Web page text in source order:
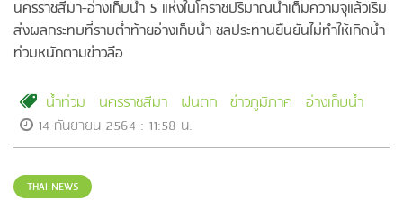
นครราชสีมา-อ่างเก็บน้ำ 5 แห่งในโคราชปริมาณน้ำเต็มความจุแล้วเริ่ม
ส่งผลกระทบที่ราบต่ำท้ายอ่างเก็บน้ำ ชลประทานยืนยันไม่ทำให้เกิดน้ำ
ท่วมหนักตามข่าวลือ
น้ำท่วม นครราชสีมา ฝนตก ข่าวภูมิภาค อ่างเก็บน้ำ
14 กันยายน 2564 : 11:58 น.
THAI NEWS